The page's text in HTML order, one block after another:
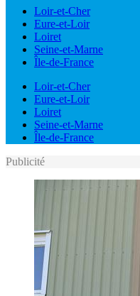
Loir-et-Cher
Eure-et-Loir
Loiret
Seine-et-Marne
Île-de-France
Loir-et-Cher
Eure-et-Loir
Loiret
Seine-et-Marne
Île-de-France
Publicité